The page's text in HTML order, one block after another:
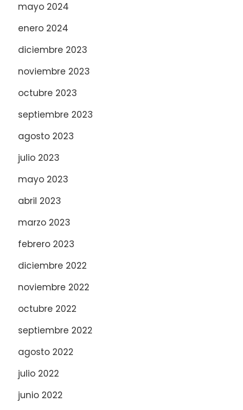
mayo 2024
enero 2024
diciembre 2023
noviembre 2023
octubre 2023
septiembre 2023
agosto 2023
julio 2023
mayo 2023
abril 2023
marzo 2023
febrero 2023
diciembre 2022
noviembre 2022
octubre 2022
septiembre 2022
agosto 2022
julio 2022
junio 2022